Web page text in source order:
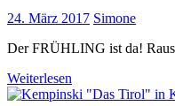
24. März 2017 Simone
Der FRÜHLING ist da! Raus
Weiterlesen